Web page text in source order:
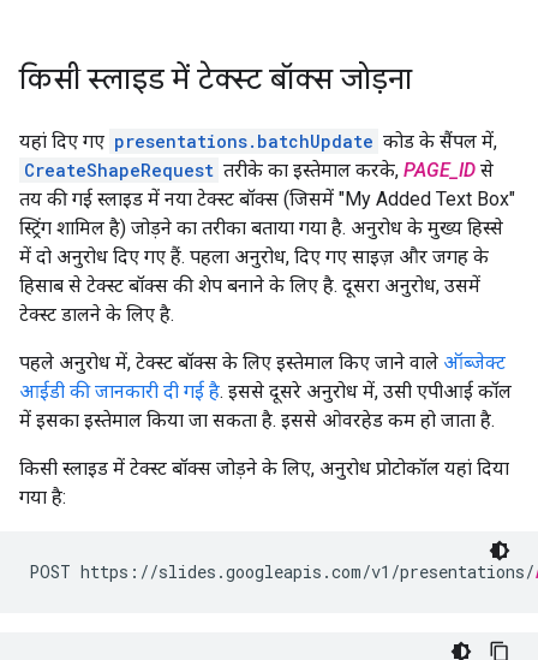
किसी स्लाइड में टेक्स्ट बॉक्स जोड़ना
यहां दिए गए presentations.batchUpdate कोड के सैंपल में,
CreateShapeRequest तरीके का इस्तेमाल करके, PAGE_ID से
तय की गई स्लाइड में नया टेक्स्ट बॉक्स (जिसमें "My Added Text Box"
स्ट्रिंग शामिल है) जोड़ने का तरीका बताया गया है. अनुरोध के मुख्य हिस्से
में दो अनुरोध दिए गए हैं. पहला अनुरोध, दिए गए साइज़ और जगह के
हिसाब से टेक्स्ट बॉक्स की शेप बनाने के लिए है. दूसरा अनुरोध, उसमें
टेक्स्ट डालने के लिए है.
पहले अनुरोध में, टेक्स्ट बॉक्स के लिए इस्तेमाल किए जाने वाले ऑब्जेक्ट
आईडी की जानकारी दी गई है. इससे दूसरे अनुरोध में, उसी एपीआई कॉल
में इसका इस्तेमाल किया जा सकता है. इससे ओवरहेड कम हो जाता है.
किसी स्लाइड में टेक्स्ट बॉक्स जोड़ने के लिए, अनुरोध प्रोटोकॉल यहां दिया
गया है:
POST https://slides.googleapis.com/v1/presentations/